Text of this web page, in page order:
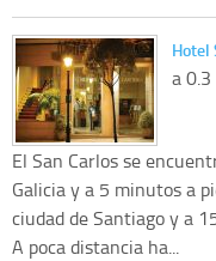
Hotel
a 0.3
El San Carlos se
Galicia y a 5 minutos a
ciudad de Santiago y a
A poca distancia ha...